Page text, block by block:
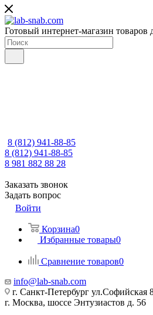
Готовый интернет-магазин товаров
8 (812) 941-88-85
8 (812) 941-88-85
8 981 882 88 28
Заказать звонок
Задать вопрос
Войти
Корзина0
Избранные товары0
Сравнение товаров0
info@lab-snab.com
г. Санкт-Петербург ул.Софийская
г. Москва, шоссе Энтузиастов д. 56